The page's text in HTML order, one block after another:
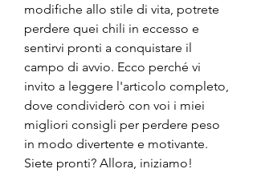
modifiche allo stile di vita, potrete
perdere quei chili in eccesso e
sentirvi pronti a conquistare il
campo di avvio. Ecco perché vi
invito a leggere l'articolo completo,
dove condividerò con voi i miei
migliori consigli per perdere peso
in modo divertente e motivante.
Siete pronti? Allora, iniziamo!